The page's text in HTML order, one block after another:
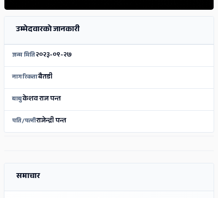
उम्मेदवारको जानकारी
जन्म मिति२०२३-०९-२७
नागरिकताबैतडी
बाबुकेशव राज पन्त
पति/पत्नीराजेन्द्री पन्त
समाचार